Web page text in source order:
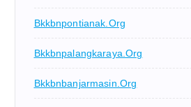
Bkkbnpontianak.org
Bkkbnpalangkaraya.org
Bkkbnbanjarmasin.org